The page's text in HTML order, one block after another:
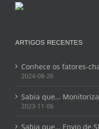
ARTIGOS RECENTES
Conhece os fatores-
2024-08-26
Sabia que…
2023-11-06
Sabia que… Envio de